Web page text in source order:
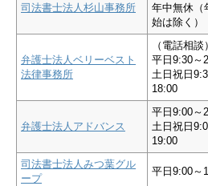
司法書士法人杉山事務所
年中無休（
始は除く）
弁護士法人ベリーベスト
法律事務所
（電話相談）
平日9:30～
土日祝日
18:00
弁護士法人アドバンス
平日9:00～
土日祝日
19:00
司法書士法人みつ葉グル
ープ
平日9:00～